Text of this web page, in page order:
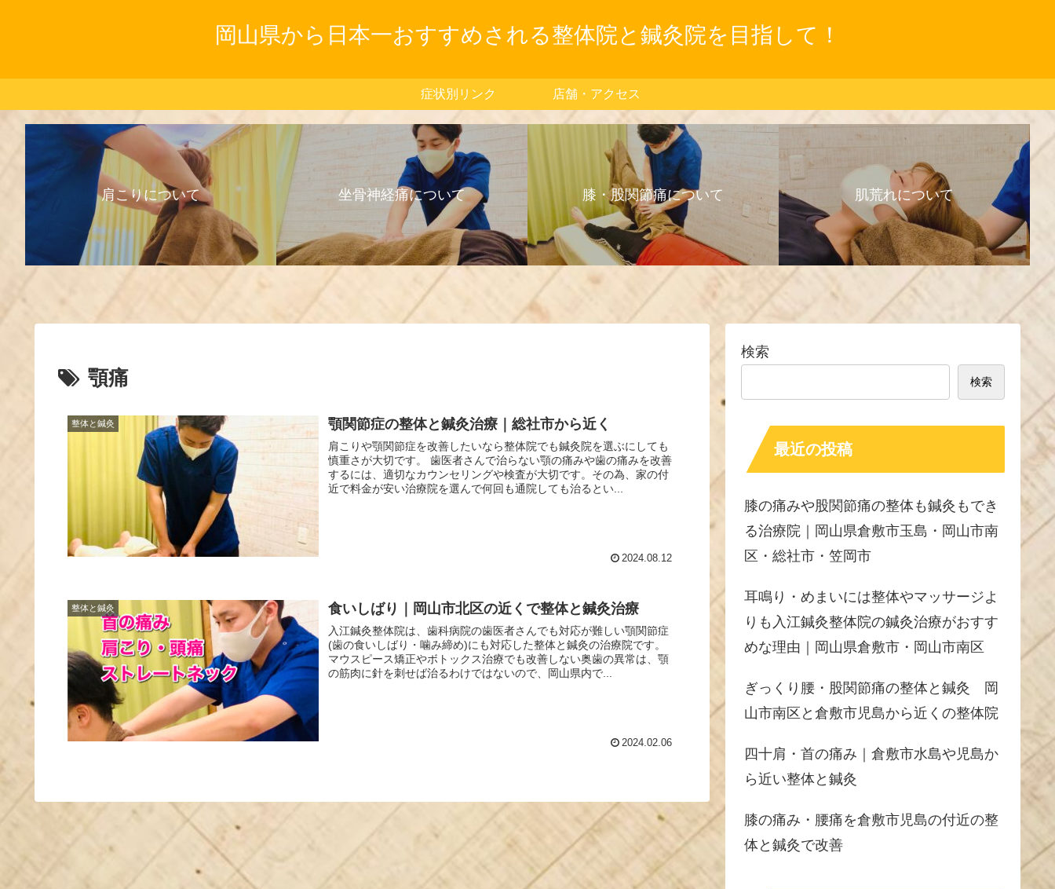
岡山県から日本一おすすめされる整体院と鍼灸院を目指して！
症状別リンク 店舗・アクセス
肩こりについて 坐骨神経痛について 膝・股関節痛について 肌荒れについて
顎痛
整体と鍼灸 顎関節症の整体と鍼灸治療｜総社市から近く
肩こりや顎関節症を改善したいなら整体院でも鍼灸院を選ぶにしても
慎重さが大切です。 歯医者さんで治らない顎の痛みや歯の痛みを改善
するには、適切なカウンセリングや検査が大切です。その為、家の付
近で料金が安い治療院を選んで何回も通院しても治るとい...
2024.08.12
整体と鍼灸 食いしばり｜岡山市北区の近くで整体と鍼灸治療
入江鍼灸整体院は、歯科病院の歯医者さんでも対応が難しい顎関節症
(歯の食いしばり・噛み締め)にも対応した整体と鍼灸の治療院です。
マウスピース矯正やボトックス治療でも改善しない奥歯の異常は、顎
の筋肉に針を刺せば治るわけではないので、岡山県内で...
2024.02.06
検索
検索
最近の投稿
膝の痛みや股関節痛の整体も鍼灸もでき
る治療院｜岡山県倉敷市玉島・岡山市南
区・総社市・笠岡市
耳鳴り・めまいには整体やマッサージよ
りも入江鍼灸整体院の鍼灸治療がおすす
めな理由｜岡山県倉敷市・岡山市南区
ぎっくり腰・股関節痛の整体と鍼灸 岡
山市南区と倉敷市児島から近くの整体院
四十肩・首の痛み｜倉敷市水島や児島か
ら近い整体と鍼灸
膝の痛み・腰痛を倉敷市児島の付近の整
体と鍼灸で改善